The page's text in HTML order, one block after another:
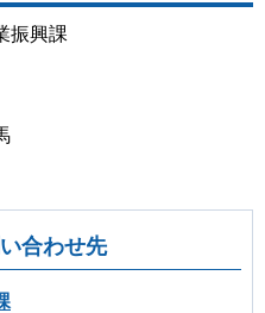
振興課
合わせ先